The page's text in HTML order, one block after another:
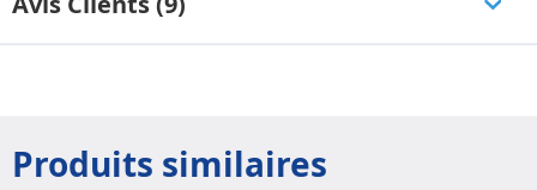
Produits similaires